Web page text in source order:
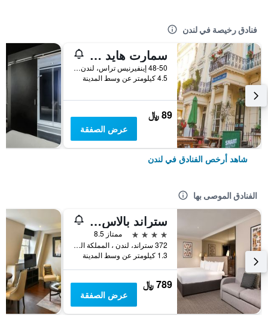
فنادق رخيصة في لندن
سمارت هايد بارك إن هوستل
48-50 إينفيرنيس تراس، لندن ، المملكة المتحدة, لندن, المملكة المتحدة
4.5 كيلومتر عن وسط المدينة
89 ﷼
عرض الصفقة
شاهد أرخص الفنادق في لندن
الفنادق الموصى بها
ستراند بالاس هوتل
4 نجوم
ممتاز 8.5
372 ستراند، لندن ، المملكة المتحدة, لندن, المملكة المتحدة
1.3 كيلومتر عن وسط المدينة
789 ﷼
عرض الصفقة